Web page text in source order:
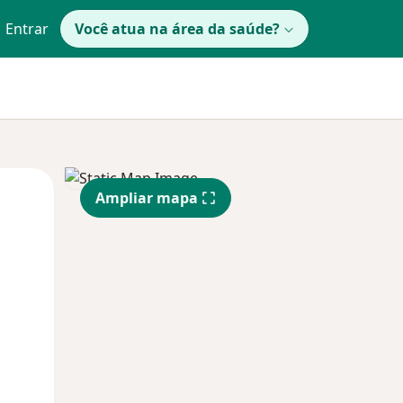
Entrar Você atua na área da saúde?
Qui,
13 Ago
Sex,
14 Ago
Ampliar mapa